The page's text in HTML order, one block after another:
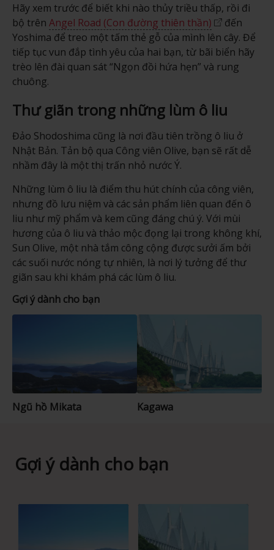
Hãy xem trước để biết khi nào thủy triều thấp, rồi đi
bộ trên Angel Road (Con đường thiên thần)
đến
Yoshima để treo một tấm thẻ gỗ của mình lên cây. Để
tiếp tục vun đắp tình yêu của hai bạn, từ bãi biển hãy
trèo lên đài quan sát “Ngọn đồi hứa hẹn” và rung
chuông.
Thư giãn trong những lùm ô liu
Đảo Shodoshima cũng là nơi đầu tiên trồng ô liu ở
Nhật Bản. Tản bộ qua Công viên Olive, bạn sẽ rất dễ
nhầm đây là một thị trấn nhỏ nước Ý.
Những lùm ô liu là điểm thu hút chính của công viên,
nhưng đồ lưu niệm và các sản phẩm liên quan đến ô
liu như mỹ phẩm và kem cũng đáng chú ý. Với mùi
hương của ô liu và thảo mộc đọng lại trong không khí,
Sun Olive, một nhà tắm công cộng được sưởi ấm bởi
các suối nước nóng tự nhiên, là nơi lý tưởng để thư
giãn sau khi khám phá các lùm ô liu.
Gợi ý dành cho bạn
Ngũ hồ Mikata Kagawa
Gợi ý dành cho bạn